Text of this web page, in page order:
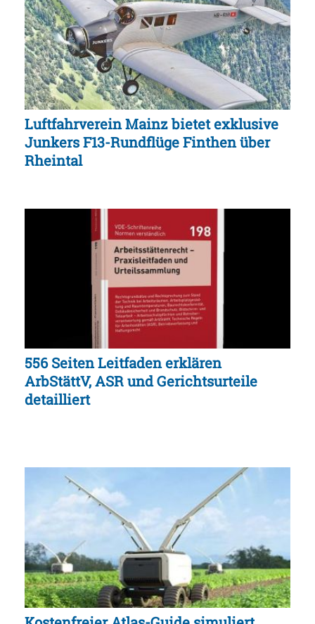
Luftfahrverein Mainz bietet exklusive
Junkers F13-Rundflüge Finthen über
Rheintal
556 Seiten Leitfaden erklären
ArbStättV, ASR und Gerichtsurteile
detailliert